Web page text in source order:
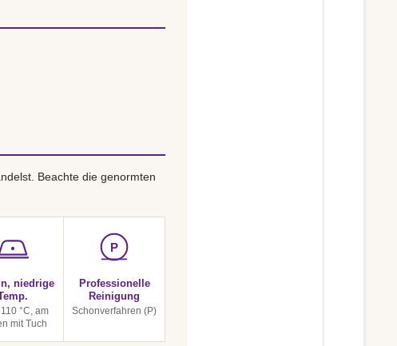
Beachte die genormten
niedrige
°C, am
mit Tuch
P
Professionelle
Reinigung
Schonverfahren (P)